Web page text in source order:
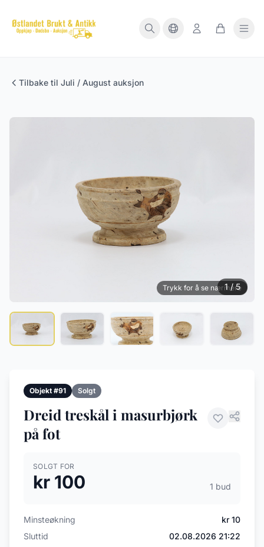
Tilbake til Juli / August auksjon
Trykk for å se nærmere
1 / 5
Objekt #91 Solgt
Dreid treskål i masurbjørk
på fot
SOLGT FOR
kr 100 1 bud
Minsteøkning
kr 10
Sluttid
02.08.2026 21:22